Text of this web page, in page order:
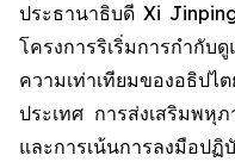
ประธานาธิบดี Xi
โครงการริเริ่มการกำกั
ความเท่าเทียมของอธิป
ประเทศ การส่งเสริมพหุ
และการเน้นการลงมือป